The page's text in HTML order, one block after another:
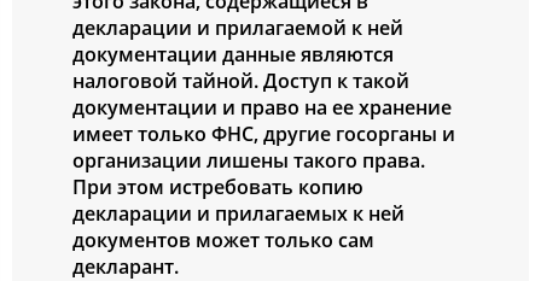
декларации и прилагаемой к ней
документации данные являются
налоговой тайной. Доступ к такой
документации и право на ее хранение
имеет только ФНС, другие госорганы и
организации лишены такого права.
При этом истребовать копию
декларации и прилагаемых к ней
документов может только сам
декларант.